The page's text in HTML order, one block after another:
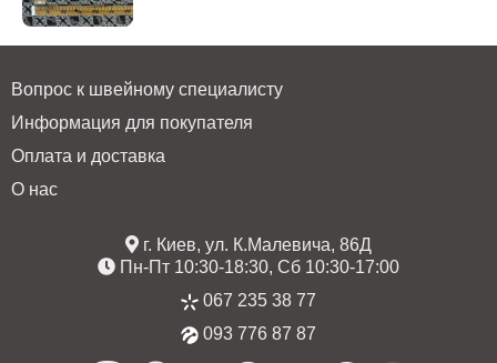
Вопрос к швейному специалисту
Информация для покупателя
Оплата и доставка
О нас
г. Киев, ул. К.Малевича, 86Д
Пн-Пт 10:30-18:30, Сб 10:30-17:00
067 235 38 77
093 776 87 87